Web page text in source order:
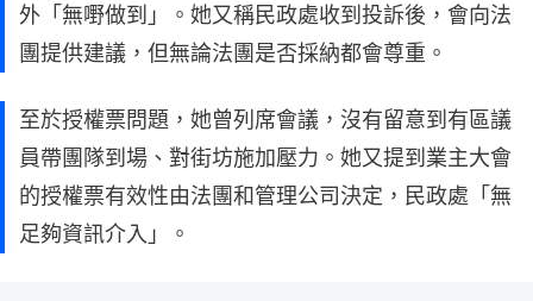
外「無嘢做到」。她又稱民政處收到投訴後，會向法
團提供建議，但無論法團是否採納都會尊重。
至於授權票問題，她曾列席會議，沒有留意到有區議
員帶團隊到場、對街坊施加壓力。她又提到業主大會
的授權票有效性由法團和管理公司決定，民政處「無
足夠資訊介入」。